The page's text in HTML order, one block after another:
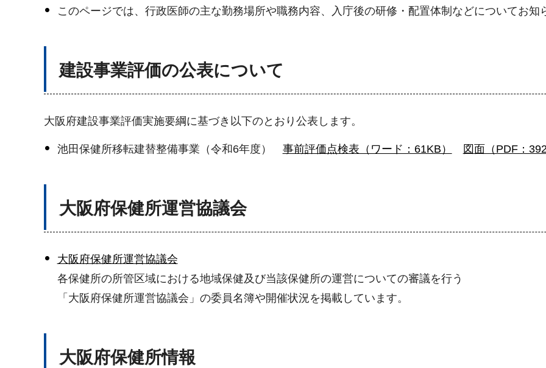
このページでは、行政医師の主な勤務場所や職務内容、入庁後の研修・配置体制などについてお知
建設事業評価の公表について
大阪府建設事業評価実施要綱に基づき以下のとおり公表します。
池田保健所移転建替整備事業（令和6年度） 事前評価点検表（ワード：61KB） 図面（PDF：
大阪府保健所運営協議会
大阪府保健所運営協議会
各保健所の所管区域における地域保健及び当該保健所の運営についての審議を行う
「大阪府保健所運営協議会」の委員名簿や開催状況を掲載しています。
大阪府保健所情報